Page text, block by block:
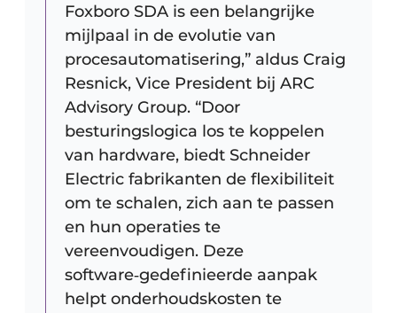
Foxboro SDA is een belangrijke
mijlpaal in de evolutie van
procesautomatisering,” aldus Craig
Resnick, Vice President bij ARC
Advisory Group. “Door
besturingslogica los te koppelen
van hardware, biedt Schneider
Electric fabrikanten de flexibiliteit
om te schalen, zich aan te passen
en hun operaties te
vereenvoudigen. Deze
software‑gedefinieerde aanpak
helpt onderhoudskosten te